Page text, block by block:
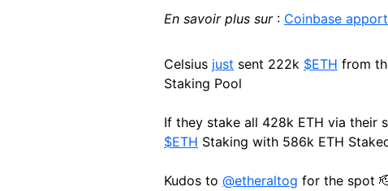
En savoir plus sur: Coinbase
Celsius just sent 222k $ETH from
Staking Pool
If they stake all 428k ETH via their
$ETH Staking with 586k ETH
Kudos to @etheraltog for the spot